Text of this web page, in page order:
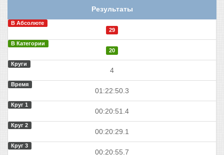
Результаты
В Абсолюте
29
В Категории
20
Круги
4
Время
01:22:50.3
Круг 1
00:20:51.4
Круг 2
00:20:29.1
Круг 3
00:20:55.7